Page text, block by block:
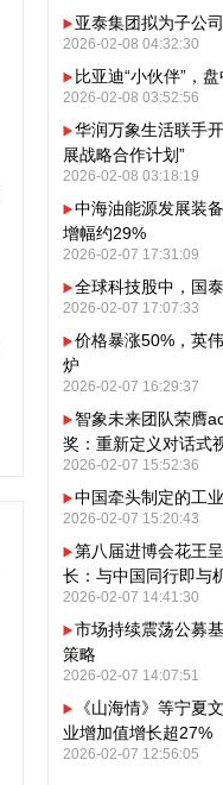
亚泰集团拟为子公
2026-02-08 04:32:30
比亚迪“小伙伴”，
2026-02-08 03:52:56
华润万象生活联手
展战略合作计划”
2026-02-08 03:18:19
中海油能源发展装
增幅约29%
2026-02-07 17:31:09
全球科技股中，国
2026-02-07 17:07:33
价格暴涨50%，英
炉
2026-02-07 16:29:37
智象未来团队荣膺
奖：重新定义对话式
2026-02-07 15:52:36
中国牵头制定的工
2026-02-07 15:20:43
第八届进博会花王
长：与中国同行即与
2026-02-07 14:41:30
市场持续震荡公募
策略
2026-02-07 14:07:51
《山海情》等宁夏
业增加值增长超27%
2026-02-07 12:56:05